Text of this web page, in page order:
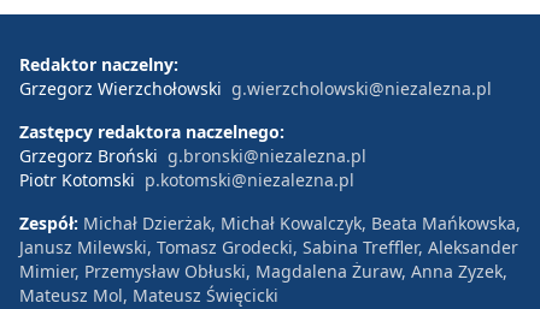
Redaktor naczelny:
Grzegorz Wierzchołowski g.wierzcholowski@niezalezna.pl
Zastępcy redaktora naczelnego:
Grzegorz Broński g.bronski@niezalezna.pl
Piotr Kotomski p.kotomski@niezalezna.pl
Zespół: Michał Dzierżak, Michał Kowalczyk, Beata Mańkowska,
Janusz Milewski, Tomasz Grodecki, Sabina Treffler, Aleksander
Mimier, Przemysław Obłuski, Magdalena Żuraw, Anna Zyzek,
Mateusz Mol, Mateusz Święcicki